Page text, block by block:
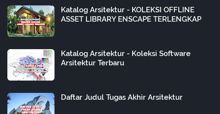
Katalog Arsitektur - KOLEKSI OFFLINE
ASSET LIBRARY ENSCAPE TERLENGKAP
Katalog Arsitektur - Koleksi Software
Arsitektur Terbaru
Daftar Judul Tugas Akhir Arsitektur